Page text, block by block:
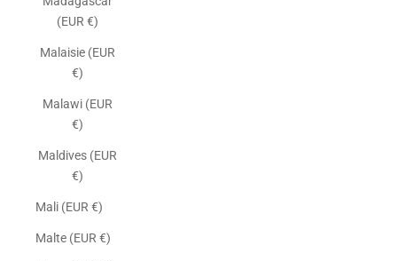
(EUR €)
Malaisie (EUR
€)
Malawi (EUR
€)
Maldives (EUR
€)
Mali (EUR €)
Malte (EUR €)